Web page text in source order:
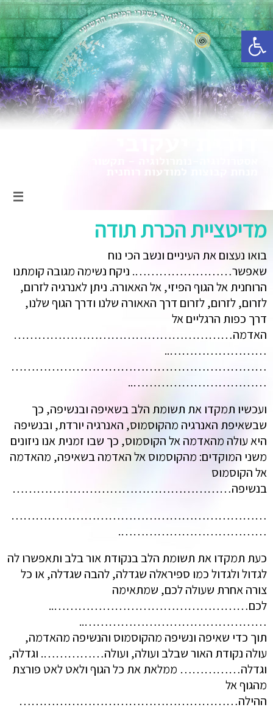
פתח סרגל נגישות
מדיטציית הכרת תודה
בואו נעצום את העיניים ונשב הכי נוח
שאפשר……………………. ניקח נשימה מגובה קומתנו
הרוחנית אל הגוף הפיזי, אל האאורה. ניתן לאנרגיה לזרום,
לזרום, לזרום, לזרום דרך האאורה שלנו ודרך הגוף שלנו,
דרך כפות הרגליים אל
האדמה………………………………………………
……………………..
………………………………………………………
……………………………..
ועכשיו תמקדו את תשומת הלב בשאיפה ובנשיפה, כך
שבשאיפת האנרגיה מהקוסמוס, האנרגיה יורדת, ובנשיפה
היא עולה מהאדמה אל הקוסמוס, כך שבו זמנית אנו ניזונים
משני המוקדים: מהקוסמוס אל האדמה בשאיפה, מהאדמה
אל הקוסמוס
בנשיפה………………………………………………
………………………………………………………
……………………………….
כעת תמקדו את תשומת הלב בנקודת אור בלב ותאפשרו לה
לגדול ולגדול כמו ספיראלה שגדלה, להבה שגדלה, או כל
צורה אחרת שעולה לכם, שמתאימה
לכם…………………………………………..
………………………………………..
תוך כדי שאיפה ונשיפה מהקוסמוס והנשיפה מהאדמה,
עולה נקודת האור שבלב ועולה, ועולה……………. וגדלה,
וגדלה…………… ממלאת את כל הגוף ולאט לאט פורצת
מהגוף אל
ההילה………………………………………………